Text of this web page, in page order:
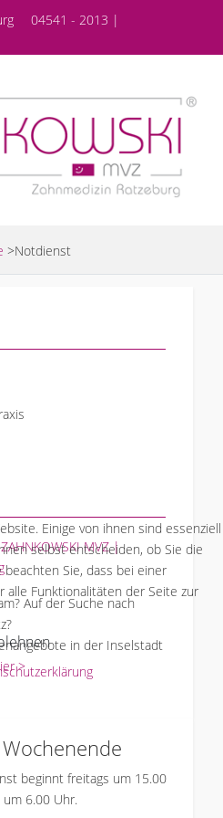
04541 - 2013 |
>Notdienst
Auf der Suche nach
in der Inselstadt
>
beginnt freitags um 15.00
6.00 Uhr.
Einige von ihnen sind essenziell
selbst entscheiden, ob Sie die
Sie, dass bei einer
alle Funktionalitäten der Seite zur